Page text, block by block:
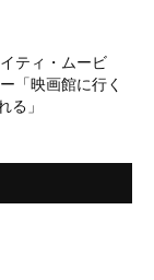
ティ・ムービ
「映画館に行く
る」